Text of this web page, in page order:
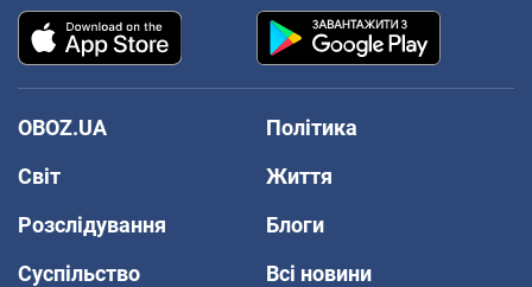
OBOZ.UA
Політика
Світ
Життя
Розслідування
Блоги
Суспільство
Всі новини